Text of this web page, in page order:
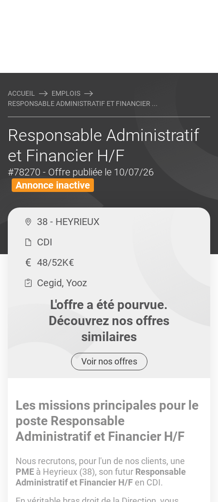
ACCUEIL
EMPLOIS
RESPONSABLE ADMINISTRATIF ET FINANCIER ...
Responsable Administratif
et Financier H/F
#78270 - Offre publiée le 10/07/26
Annonce inactive
38 - HEYRIEUX
CDI
48/52K€
Cegid, Yooz
L'offre a été pourvue.
Découvrez nos offres
similaires
Voir nos offres
Les missions principales pour le
poste Responsable
Administratif et Financier H/F
Nous recrutons, pour l'un de nos clients, une
PME à Heyrieux (38), son futur Responsable
Administratif et Financier H/F en CDI.